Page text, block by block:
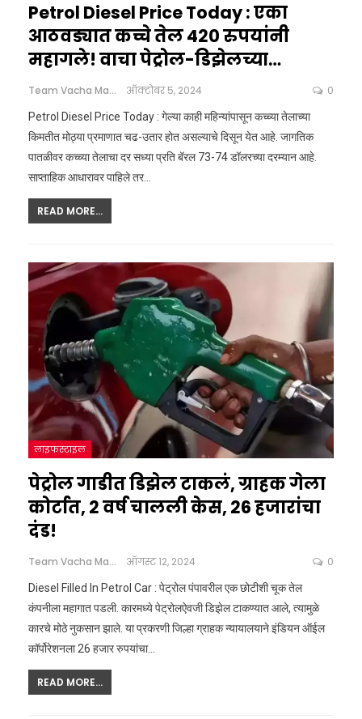
Petrol Diesel Price Today : एका
आठवड्यात कच्चे तेल 420 रुपयांनी
महागले! वाचा पेट्रोल-डिझेलच्या…
Team Vacha Marathi ऑक्टोबर 5, 2024 0
Petrol Diesel Price Today : गेल्या काही महिन्यांपासून कच्च्या तेलाच्या
किमतीत मोठ्या प्रमाणात चढ-उतार होत असल्याचे दिसून येत आहे. जागतिक
पातळीवर कच्च्या तेलाचा दर सध्या प्रति बॅरल 73-74 डॉलरच्या दरम्यान आहे.
साप्ताहिक आधारावर पाहिले तर…
READ MORE...
लाइफस्टाइल
पेट्रोल गाडीत डिझेल टाकलं, ग्राहक गेला
कोर्टात, 2 वर्ष चालली केस, 26 हजारांचा
दंड!
Team Vacha Marathi ऑगस्ट 12, 2024 0
Diesel Filled In Petrol Car : पेट्रोल पंपावरील एक छोटीशी चूक तेल
कंपनीला महागात पडली. कारमध्ये पेट्रोलऐवजी डिझेल टाकण्यात आले, त्यामुळे
कारचे मोठे नुकसान झाले. या प्रकरणी जिल्हा ग्राहक न्यायालयाने इंडियन ऑईल
कॉर्पोरेशनला 26 हजार रुपयांचा…
READ MORE...